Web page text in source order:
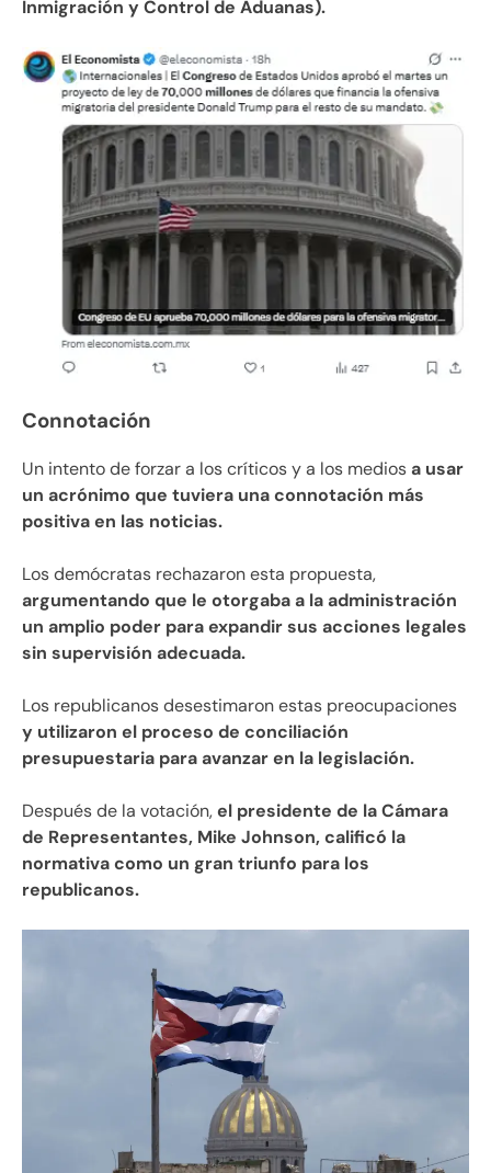
Inmigración y Control de Aduanas).
Connotación
Un intento de forzar a los críticos y a los mediosa usar
un acrónimo que tuviera una connotación más
positiva en las noticias.
Los demócratas rechazaron esta propuesta,
argumentando que le otorgaba a la administración
un amplio poder para expandir sus acciones legales
sin supervisión adecuada.
Los republicanos desestimaron estas preocupaciones
y utilizaron el proceso de conciliación
presupuestaria para avanzar en la legislación.
Después de la votación,el presidente de la Cámara
de Representantes, Mike Johnson, calificó la
normativa como un gran triunfo para los
republicanos.